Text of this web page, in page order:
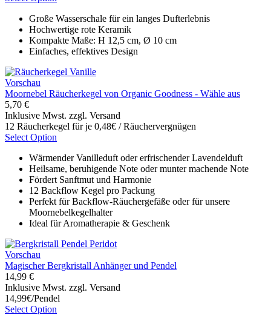
Große Wasserschale für ein langes Dufterlebnis
Hochwertige rote Keramik
Kompakte Maße: H 12,5 cm, Ø 10 cm
Einfaches, effektives Design
Vorschau
Moornebel Räucherkegel von Organic Goodness - Wähle aus
5,70 €
Inklusive Mwst. zzgl. Versand
12 Räucherkegel für je 0,48€ / Räuchervergnügen
Select Option
Wärmender Vanilleduft oder erfrischender Lavendelduft
Heilsame, beruhigende Note oder munter machende Note
Fördert Sanftmut und Harmonie
12 Backflow Kegel pro Packung
Perfekt für Backflow-Räuchergefäße oder für unsere
Moornebelkegelhalter
Ideal für Aromatherapie & Geschenk
Vorschau
Magischer Bergkristall Anhänger und Pendel
14,99 €
Inklusive Mwst. zzgl. Versand
14,99€/Pendel
Select Option